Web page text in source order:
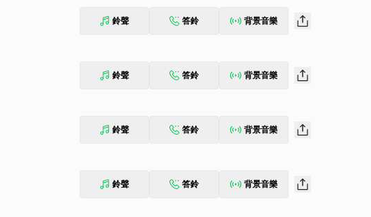
鈴聲 答鈴 背景音樂
鈴聲 答鈴 背景音樂
鈴聲 答鈴 背景音樂
鈴聲 答鈴 背景音樂